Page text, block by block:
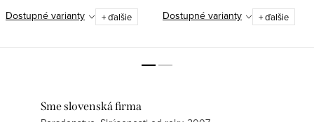
Dostupné varianty + ďalšie Dostupné varianty + ďalšie
Sme slovenská firma